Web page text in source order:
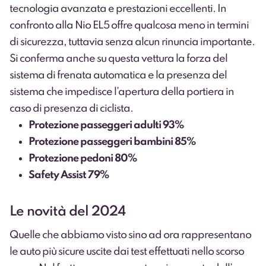
tecnologia avanzata e prestazioni eccellenti. In
confronto alla Nio EL5 offre qualcosa meno in termini
di sicurezza, tuttavia senza alcun rinuncia importante.
Si conferma anche su questa vettura la forza del
sistema di frenata automatica e la presenza del
sistema che impedisce l’apertura della portiera in
caso di presenza di ciclista.
Protezione passeggeri adulti 93%
Protezione passeggeri bambini 85%
Protezione pedoni 80%
Safety Assist 79%
Le novità del 2024
Quelle che abbiamo visto sino ad ora rappresentano
le auto più sicure uscite dai test effettuati nello scorso